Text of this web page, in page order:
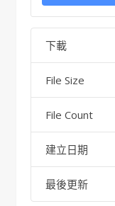
下載
File Size
File Count
建立日期
最後更新